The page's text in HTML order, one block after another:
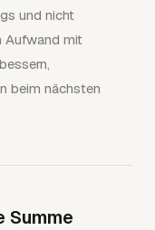
und nicht
Aufwand mit
beim nächsten
Summe